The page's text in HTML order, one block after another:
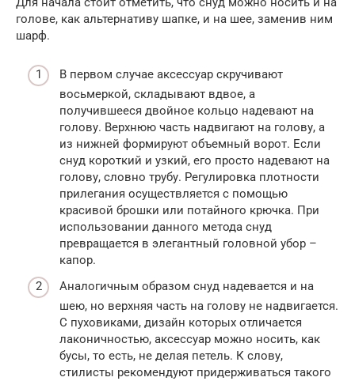
голове, как альтернативу шапке, и на шее, заменив ним
шарф.
В первом случае аксессуар скручивают
восьмеркой, складывают вдвое, а
получившееся двойное кольцо надевают на
голову. Верхнюю часть надвигают на голову, а
из нижней формируют объемный ворот. Если
снуд короткий и узкий, его просто надевают на
голову, словно трубу. Регулировка плотности
прилегания осуществляется с помощью
красивой брошки или потайного крючка. При
использовании данного метода снуд
превращается в элегантный головной убор –
капор.
Аналогичным образом снуд надевается и на
шею, но верхняя часть на голову не надвигается.
С пуховиками, дизайн которых отличается
лаконичностью, аксессуар можно носить, как
бусы, то есть, не делая петель. К слову,
стилисты рекомендуют придерживаться такого